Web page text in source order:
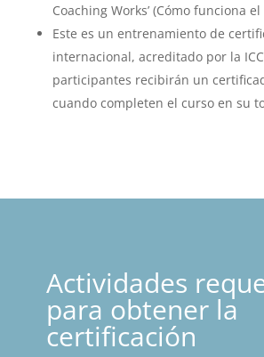
Coaching Works’ (Cómo funciona
Este es un entrenamiento de
internacional, acreditado por la
participantes recibirán un
cuando completen el curso en su
Actividades
para obtener la
certificación